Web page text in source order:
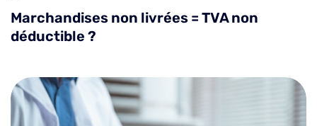
Marchandises non livrées = TVA non
déductible ?